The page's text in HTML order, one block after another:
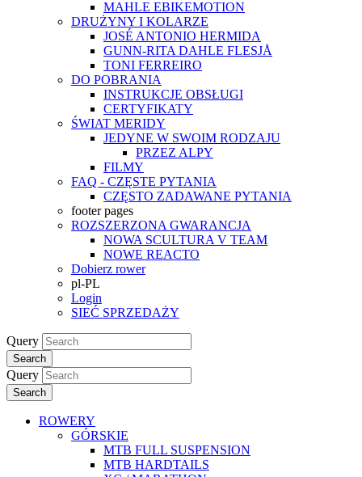
MAHLE EBIKEMOTION
DRUŻYNY I KOLARZE
JOSÉ ANTONIO HERMIDA
GUNN-RITA DAHLE FLESJÅ
TONI FERREIRO
DO POBRANIA
INSTRUKCJE OBSŁUGI
CERTYFIKATY
ŚWIAT MERIDY
JEDYNE W SWOIM RODZAJU
PRZEZ ALPY
FILMY
FAQ - CZĘSTE PYTANIA
CZĘSTO ZADAWANE PYTANIA
footer pages
ROZSZERZONA GWARANCJA
NOWA SCULTURA V TEAM
NOWE REACTO
Dobierz rower
pl-PL
Login
SIEĆ SPRZEDAŻY
Query
Search
Query
Search
ROWERY
GÓRSKIE
MTB FULL SUSPENSION
MTB HARDTAILS